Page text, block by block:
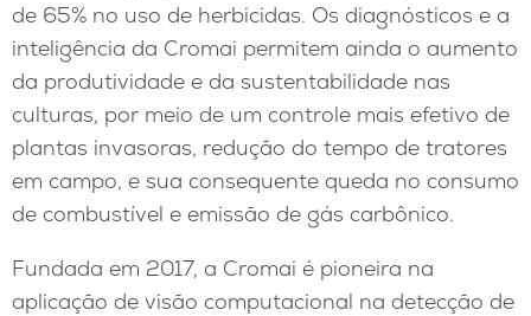
de 65% no uso de herbicidas. Os diagnósticos e a
inteligência da Cromai permitem ainda o aumento
da produtividade e da sustentabilidade nas
culturas, por meio de um controle mais efetivo de
plantas invasoras, redução do tempo de tratores
em campo, e sua consequente queda no consumo
de combustível e emissão de gás carbônico.
Fundada em 2017, a Cromai é pioneira na
aplicação de visão computacional na detecção de